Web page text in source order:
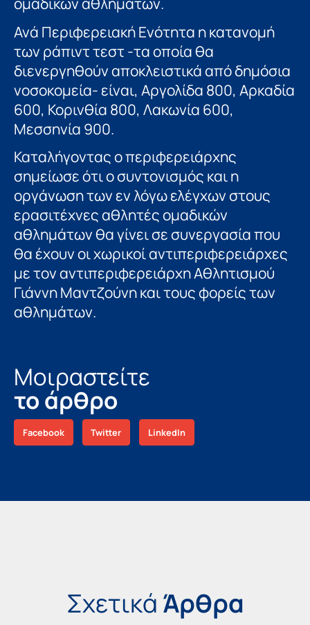
Ανά Περιφερειακή Ενότητα η κατανομή
των ράπιντ τεστ -τα οποία θα
διενεργηθούν αποκλειστικά από δημόσια
νοσοκομεία- είναι, Αργολίδα 800, Αρκαδία
600, Κορινθία 800, Λακωνία 600,
Μεσσηνία 900.
Καταλήγοντας ο περιφερειάρχης
σημείωσε ότι ο συντονισμός και η
οργάνωση των εν λόγω ελέγχων στους
ερασιτέχνες αθλητές ομαδικών
αθλημάτων θα γίνει σε συνεργασία που
θα έχουν οι χωρικοί αντιπεριφερειάρχες
με τον αντιπεριφερειάρχη Αθλητισμού
Γιάννη Μαντζούνη και τους φορείς των
αθλημάτων.
Μοιραστείτε
το άρθρο
Facebook Twitter LinkedIn
Σχετικά Άρθρα